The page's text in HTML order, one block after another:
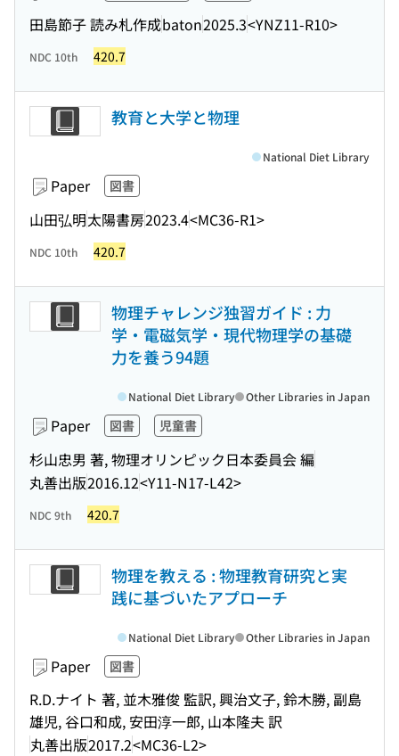
田島節子 読み札作成baton2025.3<YNZ11-R10>
NDC 10th 420.7
教育と大学と物理
Paper 図書
山田弘明太陽書房2023.4<MC36-R1>
National Diet Library
NDC 10th 420.7
物理チャレンジ独習ガイド : 力
学・電磁気学・現代物理学の基礎
力を養う94題
Paper 図書 児童書
杉山忠男 著, 物理オリンピック日本委員会 編
丸善出版2016.12<Y11-N17-L42>
National Diet Library Other Libraries in Japan
NDC 9th 420.7
物理を教える : 物理教育研究と実
践に基づいたアプローチ
Paper 図書
R.D.ナイト 著, 並木雅俊 監訳, 興治文子, 鈴木勝, 副島
雄児, 谷口和成, 安田淳一郎, 山本隆夫 訳
丸善出版2017.2<MC36-L2>
National Diet Library Other Libraries in Japan